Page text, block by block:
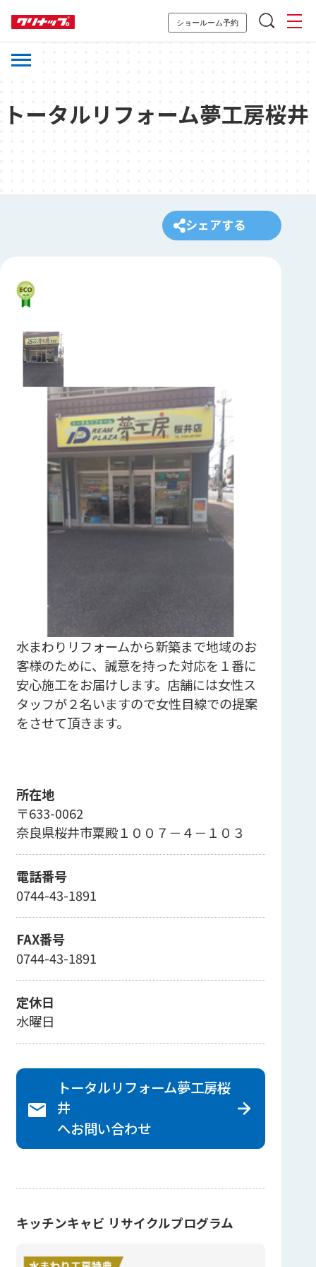
ショールーム予約
トータルリフォーム夢工房桜井
シェアする
水まわりリフォームから新築まで地域のお
客様のために、誠意を持った対応を１番に
安心施工をお届けします。店舗には女性ス
タッフが２名いますので女性目線での提案
をさせて頂きます。
所在地
〒633-0062
奈良県桜井市粟殿１００７－４－１０３
電話番号
0744-43-1891
FAX番号
0744-43-1891
定休日
水曜日
トータルリフォーム夢工房桜
井
へお問い合わせ
キッチンキャビ リサイクルプログラム